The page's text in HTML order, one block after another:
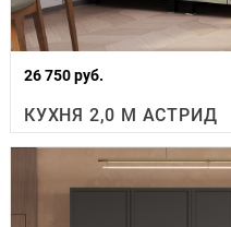
26 750 руб.
КУХНЯ 2,0 М АСТРИД